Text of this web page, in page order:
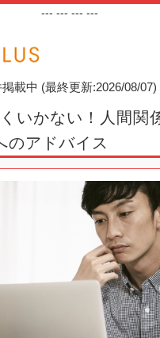
--- --- --- ---
載中 (最終更新:2026/08/07)
いかない！人間関
のアドバイス